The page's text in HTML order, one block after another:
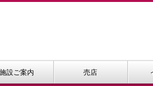
施設ご案内 売店